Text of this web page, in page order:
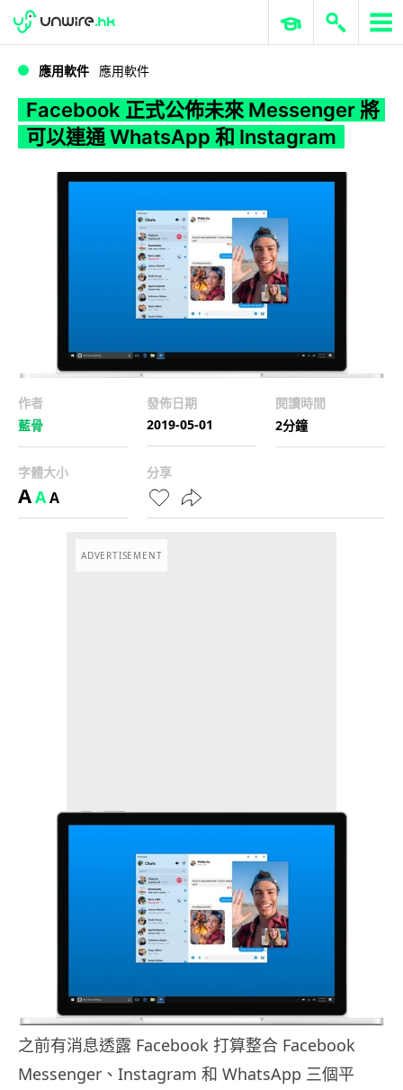
WWDC 2026 ERP 與商業 AI
應用軟件 應用軟件
Facebook 正式公佈未來 Messenger 將
可以連通 WhatsApp 和 Instagram
作者
藍骨
發佈日期
2019-05-01
閱讀時間
2分鐘
字體大小
AAA
分享
ADVERTISEMENT
之前有消息透露 Facebook 打算整合 Facebook
Messenger、Instagram 和 WhatsApp 三個平